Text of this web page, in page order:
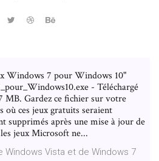
Windows 7 pour Windows 10"
- Téléchargé
MB. Gardez ce fichier sur votre
où ces jeux gratuits seraient
supprimés après une mise à jour de
jeux Microsoft ne...
Windows Vista et de Windows 7